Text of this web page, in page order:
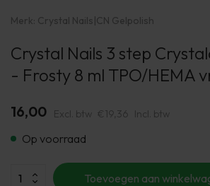
Merk: Crystal Nails|CN Gelpolish
Crystal Nails 3 step
- Frosty 8 ml TPO/HEMA
16,00 Excl. btw €19,36 Incl. btw
Op voorraad
Toevoegen aan